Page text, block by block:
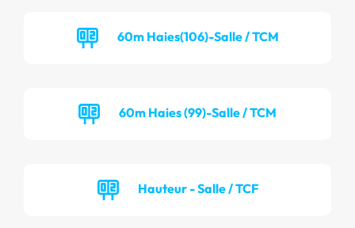
60m Haies(106)-Salle / TCM
60m Haies (99)-Salle / TCM
Hauteur - Salle / TCF